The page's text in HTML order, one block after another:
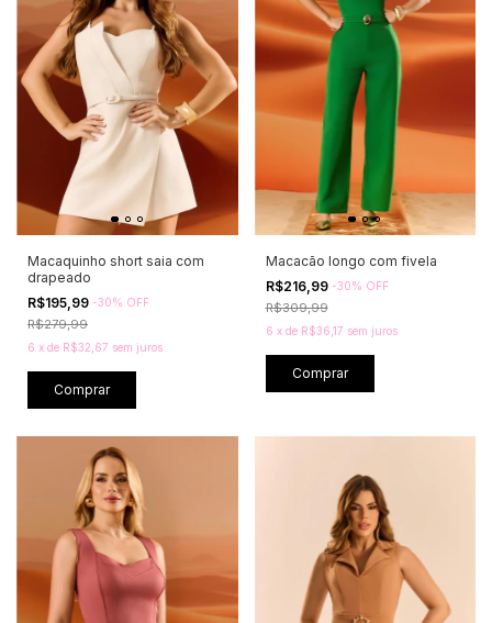
Macaquinho short saia com
drapeado
R$195,99 -30% OFF
R$279,99
6 x de R$32,67 sem juros
Comprar
Macacão longo com fivela
R$216,99 -30% OFF
R$309,99
6 x de R$36,17 sem juros
Comprar